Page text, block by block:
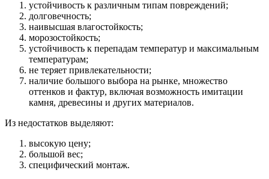
устойчивость к различным типам повреждений;
долговечность;
наивысшая влагостойкость;
морозостойкость;
устойчивость к перепадам температур и максимальным
температурам;
не теряет привлекательности;
наличие большого выбора на рынке, множество
оттенков и фактур, включая возможность имитации
камня, древесины и других материалов.
Из недостатков выделяют:
высокую цену;
большой вес;
специфический монтаж.